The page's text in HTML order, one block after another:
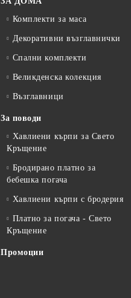
Комплекти за маса
Декоративни възглавнички
Спални комплекти
Великденска колекция
Възглавници
За поводи
Хавлиени кърпи за Свето
Кръщение
Бродирано платно за
бебешка погача
Хавлиени кърпи с бродерия
Платно за погача - Свето
Кръщение
Промоции